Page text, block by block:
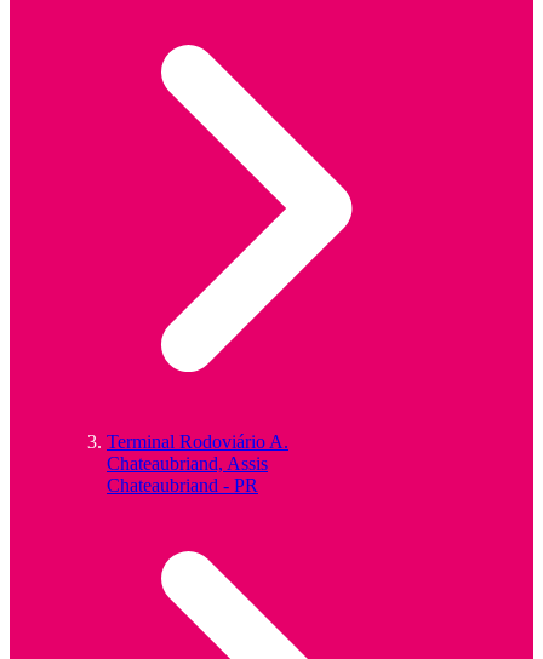
Terminal Rodoviário A.
Chateaubriand, Assis
Chateaubriand - PR